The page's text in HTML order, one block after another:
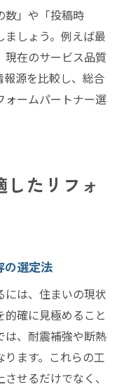
数」や「投稿時
しょう。例えば最
現在のサービス品質
源を比較し、総合
ォームパートナー選
たリフォ
の選定法
は、住まいの現状
確に見極めること
は、耐震補強や断熱
ます。これらの工
せるだけでなく、